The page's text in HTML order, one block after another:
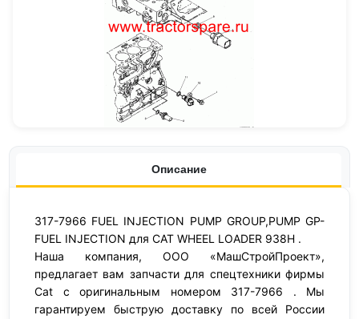
Описание
317-7966 FUEL INJECTION PUMP GROUP,PUMP GP-
FUEL INJECTION для CAT WHEEL LOADER 938H .
Наша компания, ООО «МашСтройПроект»,
предлагает вам запчасти для спецтехники фирмы
Cat с оригинальным номером 317-7966 . Мы
гарантируем быструю доставку по всей России